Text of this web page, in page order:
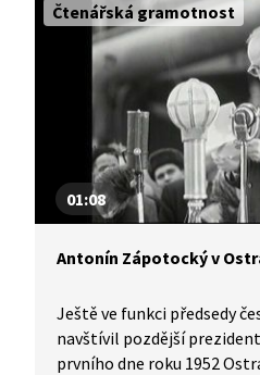
Čtenářská gramotnost
01:08
Antonín Zápotocký v
Ještě ve funkci předsedy
navštívil pozdější
prvního dne roku 1952